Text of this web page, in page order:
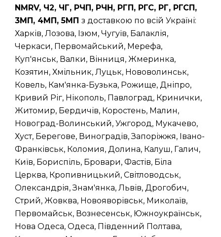
NMRV, Ч2, ЧГ, РЧП, РЧН, РГП, РГС, РГ, РГСП,
3МП, 4МП, 5МП з доставкою по всій Україні:
Харків, Лозова, Ізюм, Чугуїв, Балаклія,
Черкаси, Первомайський, Мерефа,
Куп'янськ, Валки, Вінниця, Жмеринка,
Козятин, Хмільник, Луцьк, Нововолинськ,
Ковель, Кам'янка-Бузька, Рожище, Дніпро,
Кривий Ріг, Нікополь, Павлоград, Кринички,
Житомир, Бердичів, Коростень, Малин,
Новоград-Волинський, Ужгород, Мукачево,
Хуст, Берегове, Виноградів, Запоріжжя, Івано-
Франківськ, Коломия, Долина, Калуш, Галич,
Київ, Бориспіль, Бровари, Фастів, Біла
Церква, Кропивницький, Світловодськ,
Олександрія, Знам'янка, Львів, Дрогобич,
Стрий, Жовква, Новояворівськ, Миколаїв,
Первомайськ, Вознесенськ, Южноукраїнськ,
Нова Одеса, Одеса, Південний Полтава,